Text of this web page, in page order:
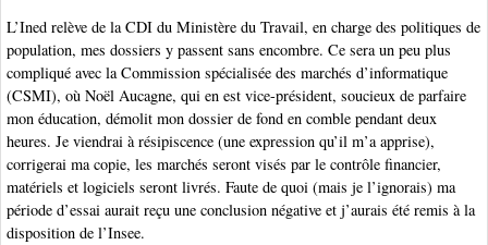
L’Ined relève de la CDI du Ministère du Travail, en charge des politiques de
population, mes dossiers y passent sans encombre. Ce sera un peu plus
compliqué avec la Commission spécialisée des marchés d’informatique
(CSMI), où Noël Aucagne, qui en est vice-président, soucieux de parfaire
mon éducation, démolit mon dossier de fond en comble pendant deux
heures. Je viendrai à résipiscence (une expression qu’il m’a apprise),
corrigerai ma copie, les marchés seront visés par le contrôle financier,
matériels et logiciels seront livrés. Faute de quoi (mais je l’ignorais) ma
période d’essai aurait reçu une conclusion négative et j’aurais été remis à la
disposition de l’Insee.